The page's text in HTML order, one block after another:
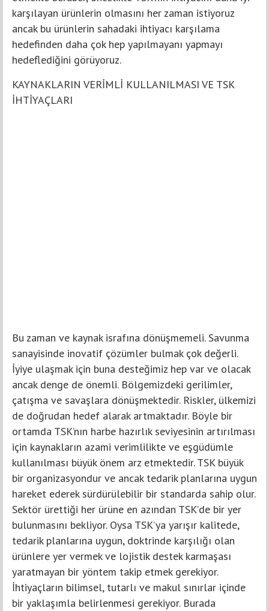
karşılayan ürünlerin olmasını her zaman istiyoruz
ancak bu ürünlerin sahadaki ihtiyacı karşılama
hedefinden daha çok hep yapılmayanı yapmayı
hedeflediğini görüyoruz.
KAYNAKLARIN VERİMLİ KULLANILMASI VE TSK
İHTİYAÇLARI
Bu zaman ve kaynak israfına dönüşmemeli. Savunma
sanayisinde inovatif çözümler bulmak çok değerli.
İyiye ulaşmak için buna desteğimiz hep var ve olacak
ancak denge de önemli. Bölgemizdeki gerilimler,
çatışma ve savaşlara dönüşmektedir. Riskler, ülkemizi
de doğrudan hedef alarak artmaktadır. Böyle bir
ortamda TSK’nın harbe hazırlık seviyesinin artırılması
için kaynakların azami verimlilikte ve eşgüdümle
kullanılması büyük önem arz etmektedir. TSK büyük
bir organizasyondur ve ancak tedarik planlarına uygun
hareket ederek sürdürülebilir bir standarda sahip olur.
Sektör ürettiği her ürüne en azından TSK’de bir yer
bulunmasını bekliyor. Oysa TSK’ya yarışır kalitede,
tedarik planlarına uygun, doktrinde karşılığı olan
ürünlere yer vermek ve lojistik destek karmaşası
yaratmayan bir yöntem takip etmek gerekiyor.
İhtiyaçların bilimsel, tutarlı ve makul sınırlar içinde
bir yaklaşımla belirlenmesi gerekiyor. Burada